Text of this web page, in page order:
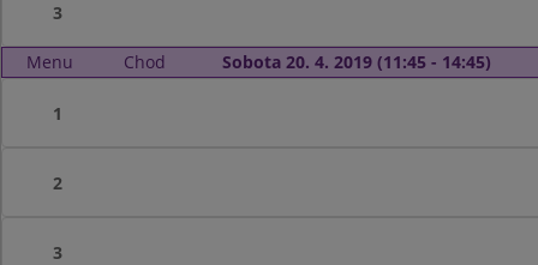
3
Menu Chod Sobota 20. 4. 2019 (11:45 - 14:45)
1
2
3